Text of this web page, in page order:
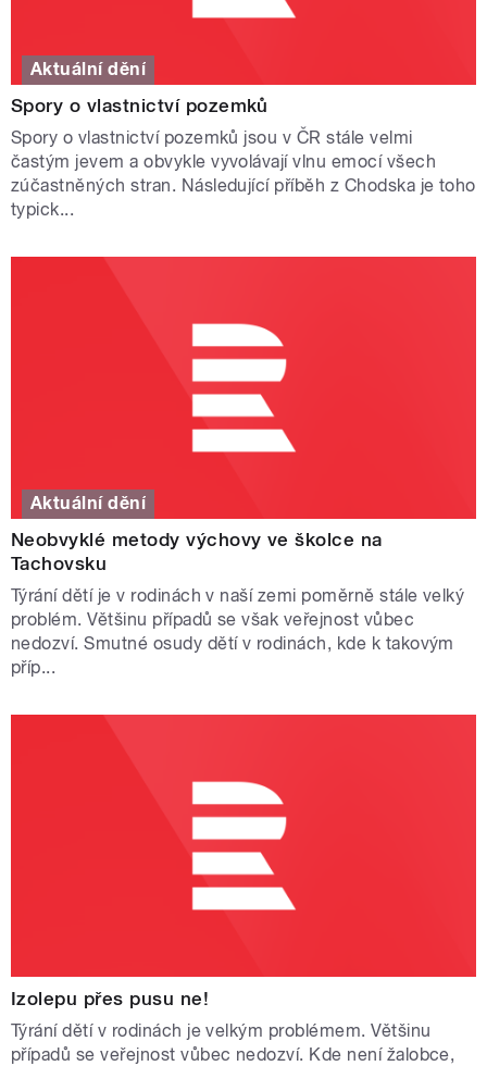
Aktuální dění
Spory o vlastnictví pozemků
Spory o vlastnictví pozemků jsou v ČR stále velmi
častým jevem a obvykle vyvolávají vlnu emocí všech
zúčastněných stran. Následující příběh z Chodska je toho
typick...
Aktuální dění
Neobvyklé metody výchovy ve školce na
Tachovsku
Týrání dětí je v rodinách v naší zemi poměrně stále velký
problém. Většinu případů se však veřejnost vůbec
nedozví. Smutné osudy dětí v rodinách, kde k takovým
příp...
Izolepu přes pusu ne!
Týrání dětí v rodinách je velkým problémem. Většinu
případů se veřejnost vůbec nedozví. Kde není žalobce,